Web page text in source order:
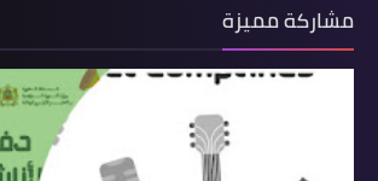
مشاركة مميزة